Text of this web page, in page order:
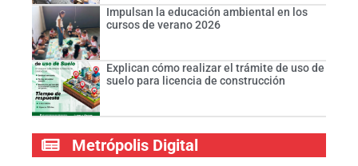
Impulsan la educación ambiental en los
cursos de verano 2026
Explican cómo realizar el trámite de uso de
suelo para licencia de construcción
Metrópolis Digital